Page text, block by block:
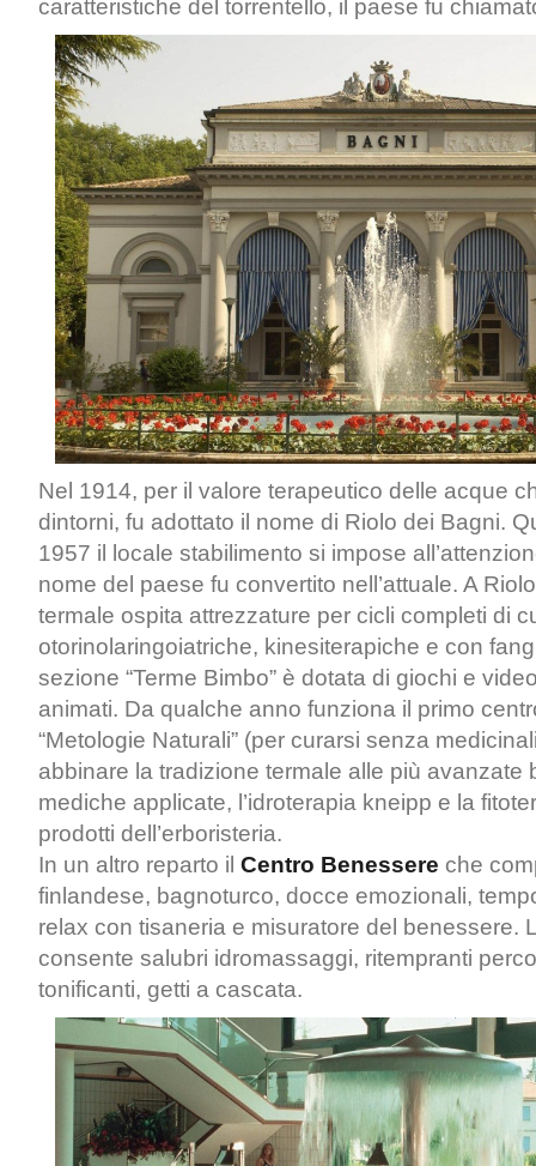
caratteristiche del torrentello, il paese fu
Nel 1914, per il valore terapeutico delle acque
dintorni, fu adottato il nome di Riolo dei Bagni.
1957 il locale stabilimento si impose
nome del paese fu convertito nell’attuale. A
termale ospita attrezzature per cicli completi di
otorinolaringoiatriche, kinesiterapiche e con
sezione “Terme Bimbo” è dotata di giochi e
animati. Da qualche anno funziona il primo
“Metologie Naturali” (per curarsi senza
abbinare la tradizione termale alle più avanzate
mediche applicate, l’idroterapia kneipp e la
prodotti dell’erboristeria.
In un altro reparto il Centro Benessere che
finlandese, bagnoturco, docce emozionali,
relax con tisaneria e misuratore del benessere.
consente salubri idromassaggi, ritempranti
tonificanti, getti a cascata.